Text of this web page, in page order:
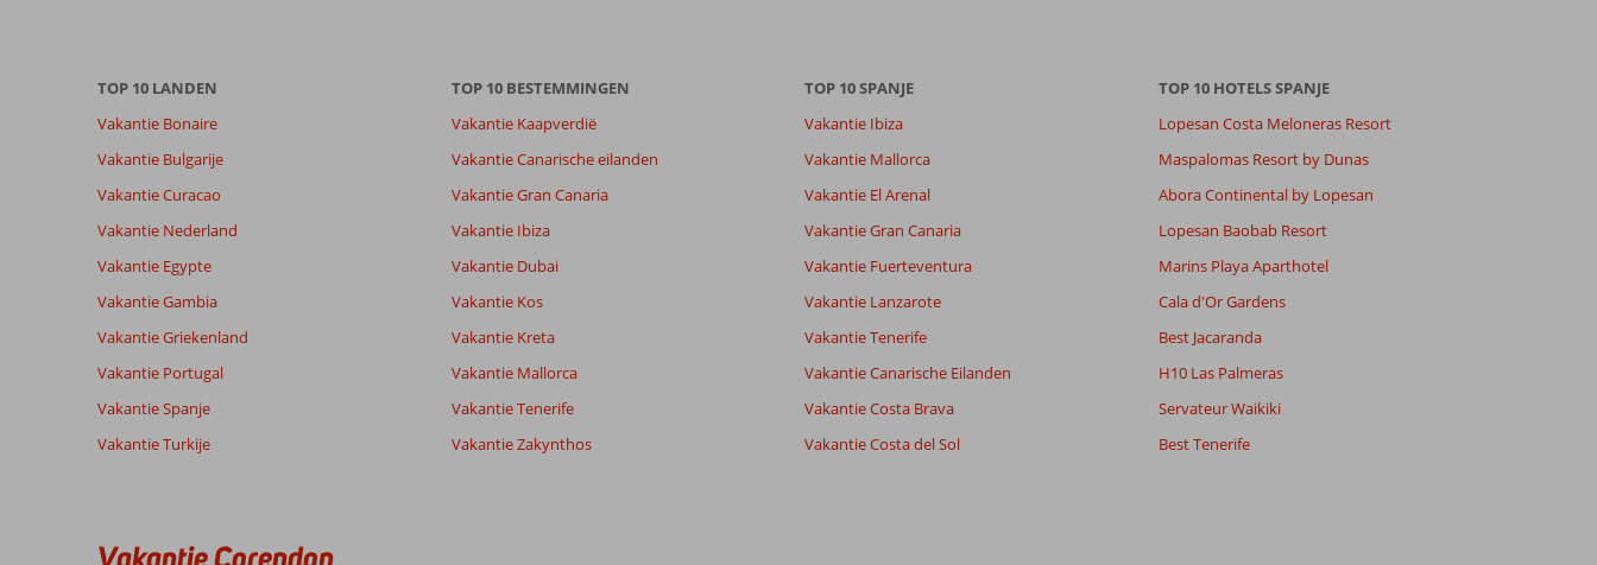
29
beoordelingen
9,2
Kamers
8,5
van onze
klanten
Alle
datum (nieuw > oud)
6,0
Levi
Costa
Adeje:
Mooie
mooie
Ligging
Service
TOP 10 LANDEN
Vakantie Bonaire
Vakantie Bulgarije
Vakantie Curacao
Vakantie Nederland
Vakantie Egypte
Vakantie Gambia
Vakantie Griekenland
Vakantie Portugal
Vakantie Spanje
Vakantie Turkije
TOP 10 BESTEMMINGEN
Vakantie Kaapverdië
Vakantie Canarische eilanden
Vakantie Gran Canaria
Vakantie Ibiza
Vakantie Dubai
Vakantie Kos
Vakantie Kreta
Vakantie Mallorca
Vakantie Tenerife
Vakantie Zakynthos
TOP 10 SPANJE
Vakantie Ibiza
Vakantie Mallorca
Vakantie El Arenal
Vakantie Gran Canaria
Vakantie Fuerteventura
Vakantie Lanzarote
Vakantie Tenerife
Vakantie Canarische Eilanden
Vakantie Costa Brava
Vakantie Costa del Sol
TOP 10 HOTELS SPANJE
Lopesan Costa Meloneras Resort
Maspalomas Resort by Dunas
Abora Continental by Lopesan
Lopesan Baobab Resort
Marins Playa Aparthotel
Cala d'Or Gardens
Best Jacaranda
H10 Las Palmeras
Servateur Waikiki
Best Tenerife
Vakantie Corendon